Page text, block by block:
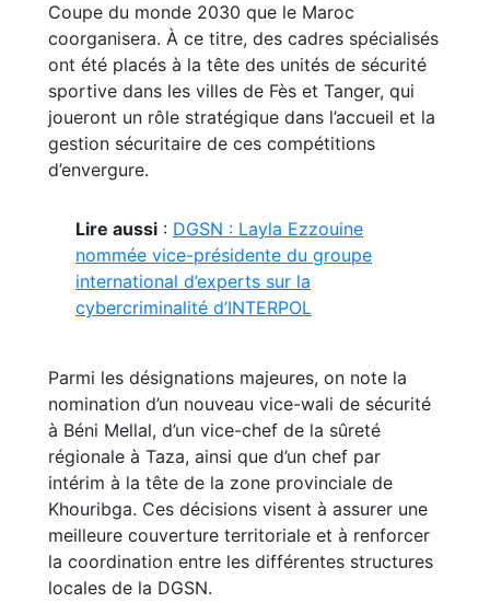
Coupe du monde 2030 que le Maroc
coorganisera. À ce titre, des cadres spécialisés
ont été placés à la tête des unités de sécurité
sportive dans les villes de Fès et Tanger, qui
joueront un rôle stratégique dans l’accueil et la
gestion sécuritaire de ces compétitions
d’envergure.
Lire aussi : DGSN : Layla Ezzouine
nommée vice-présidente du groupe
international d’experts sur la
cybercriminalité d’INTERPOL
Parmi les désignations majeures, on note la
nomination d’un nouveau vice-wali de sécurité
à Béni Mellal, d’un vice-chef de la sûreté
régionale à Taza, ainsi que d’un chef par
intérim à la tête de la zone provinciale de
Khouribga. Ces décisions visent à assurer une
meilleure couverture territoriale et à renforcer
la coordination entre les différentes structures
locales de la DGSN.